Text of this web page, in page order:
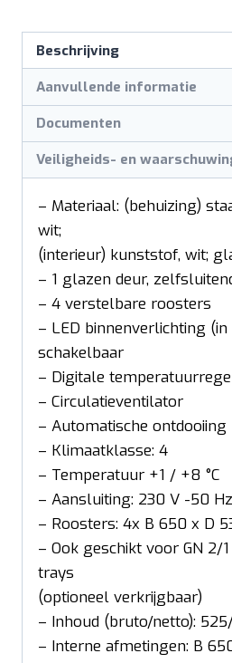
Beschrijving
Aanvullende informatie
Documenten
Veiligheids- en
– Materiaal: (behuizing)
wit;
(interieur) kunststof, wit;
– 1 glazen deur,
– 4 verstelbare roosters
– LED binnenverlichting (in
schakelbaar
– Digitale
– Circulatieventilator
– Automatische ontdooiing
– Klimaatklasse: 4
– Temperatuur +1 / +8 °C
– Aansluiting: 230 V -50
– Roosters: 4x B 650 x D
– Ook geschikt voor GN
trays
(optioneel verkrijgbaar)
– Inhoud (bruto/netto):
– Interne afmetingen: B